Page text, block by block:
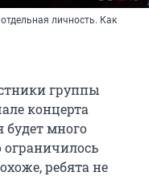
личность. Как
группы
концерта
будет много
ограничилось
ребята не